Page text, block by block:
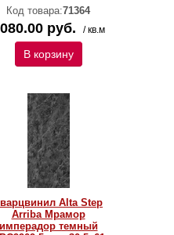
Код товара:71364
руб. / кв.м
В корзину
Alta Step
Arriba Мрамор
имперадор темный